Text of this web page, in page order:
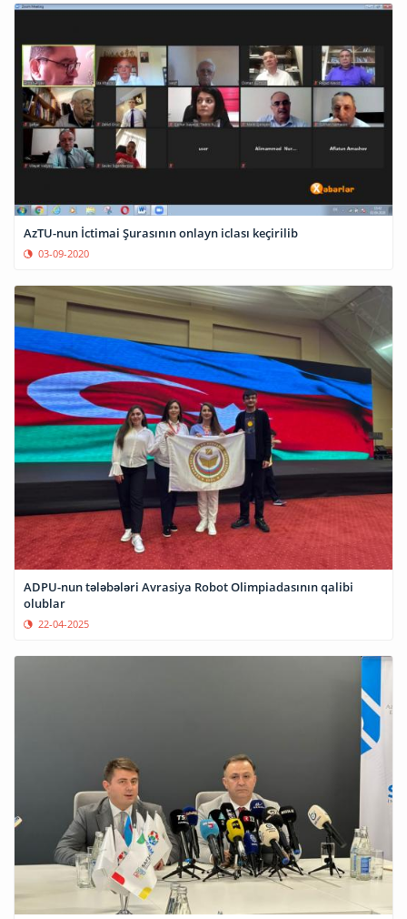
AzTU-nun İctimai Şurasının onlayn iclası keçirilib
03-09-2020
ADPU-nun tələbələri Avrasiya Robot Olimpiadasının qalibi
olublar
22-04-2025